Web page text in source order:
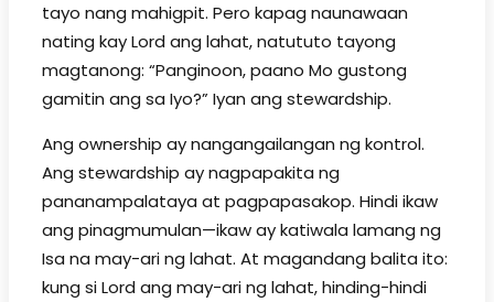
tayo nang mahigpit. Pero kapag naunawaan
nating kay Lord ang lahat, natututo tayong
magtanong: “Panginoon, paano Mo gustong
gamitin ang sa Iyo?” Iyan ang stewardship.
Ang ownership ay nangangailangan ng kontrol.
Ang stewardship ay nagpapakita ng
pananampalataya at pagpapasakop. Hindi ikaw
ang pinagmumulan—ikaw ay katiwala lamang ng
Isa na may-ari ng lahat. At magandang balita ito:
kung si Lord ang may-ari ng lahat, hinding-hindi